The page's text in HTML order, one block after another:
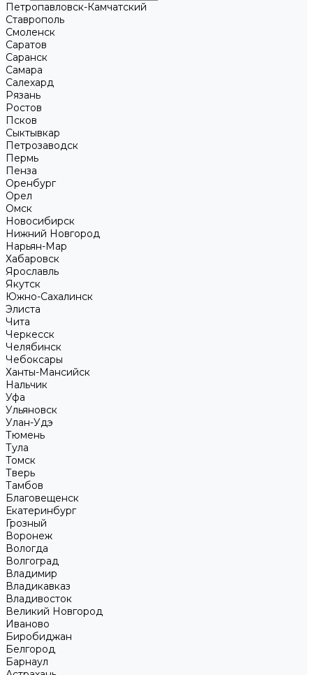
Петропавловск-Камчатский
Ставрополь
Смоленск
Саратов
Саранск
Самара
Салехард
Рязань
Ростов
Псков
Сыктывкар
Петрозаводск
Пермь
Пенза
Оренбург
Орел
Омск
Новосибирск
Нижний Новгород
Нарьян-Мар
Хабаровск
Ярославль
Якутск
Южно-Сахалинск
Элиста
Чита
Черкесск
Челябинск
Чебоксары
Ханты-Мансийск
Нальчик
Уфа
Ульяновск
Улан-Удэ
Тюмень
Тула
Томск
Тверь
Тамбов
Благовещенск
Екатеринбург
Грозный
Воронеж
Вологда
Волгоград
Владимир
Владикавказ
Владивосток
Великий Новгород
Иваново
Биробиджан
Белгород
Барнаул